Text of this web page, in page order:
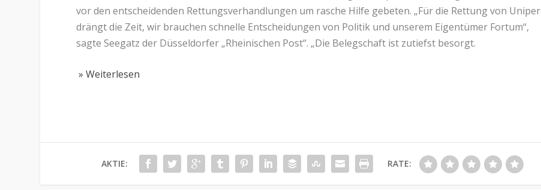
vor den entscheidenden Rettungsverhandlungen um rasche Hilfe gebeten. „Für die Rettung von Uniper
drängt die Zeit, wir brauchen schnelle Entscheidungen von Politik und unserem Eigentümer Fortum“,
sagte Seegatz der Düsseldorfer „Rheinischen Post“. „Die Belegschaft ist zutiefst besorgt.
» Weiterlesen
AKTIE: RATE: